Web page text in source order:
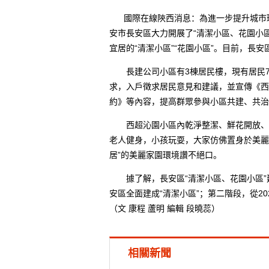
國際在線陝西消息：為進一步提升城市
安市長安區大力開展了“清潔小區、花園
宜居的“清潔小區”“花園小區”。目前，長
長建公司小區有3棟居民樓，現有居民
求，入戶徵求居民意見和建議，並宣傳《
約》等內容，提高群眾參與小區共建、共
西超沁園小區內乾淨整潔、鮮花開放、
老人健身，小孩玩耍，大家仿佛置身於美
居”的美麗家園環境讚不絕口。
據了解，長安區“清潔小區、花園小區”
安區全面建成“清潔小區”；第二階段，從
（文 康程 蘆明 編輯 段曉蕊）
相關新聞